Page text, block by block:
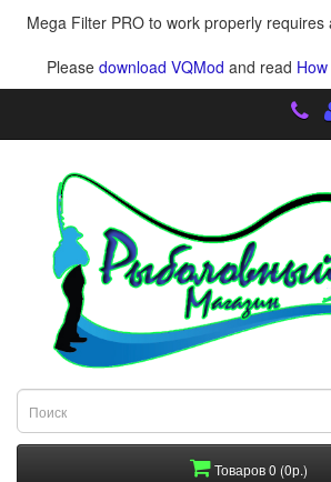
Mega Filter PRO to work properly requires
Please download VQMod and read
Товаров 0 (0р.)